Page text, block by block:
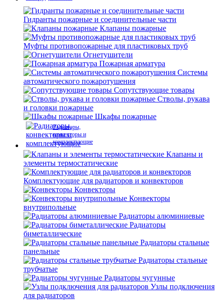
Гидранты пожарные и соединительные части
Клапаны пожарные
Муфты противопожарные для пластиковых труб
Огнетушители
Пожарная арматура
Системы
автоматического пожаротушения
Сопутствующие товары
Стволы, рукава
и головки пожарные
Шкафы пожарные
Радиаторы,
конвекторы и
комплектующие
Клапаны и
элементы термостатические
Комплектующие для радиаторов и конвекторов
Конвекторы
Конвекторы
внутрипольные
Радиаторы алюминиевые
Радиаторы
биметаллические
Радиаторы стальные
панельные
Радиаторы стальные
трубчатые
Радиаторы чугунные
Узлы подключения
для радиаторов